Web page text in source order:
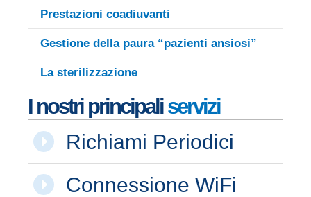
Prestazioni coadiuvanti
Gestione della paura “pazienti ansiosi”
La sterilizzazione
I nostri principaliservizi
Richiami Periodici
Connessione WiFi